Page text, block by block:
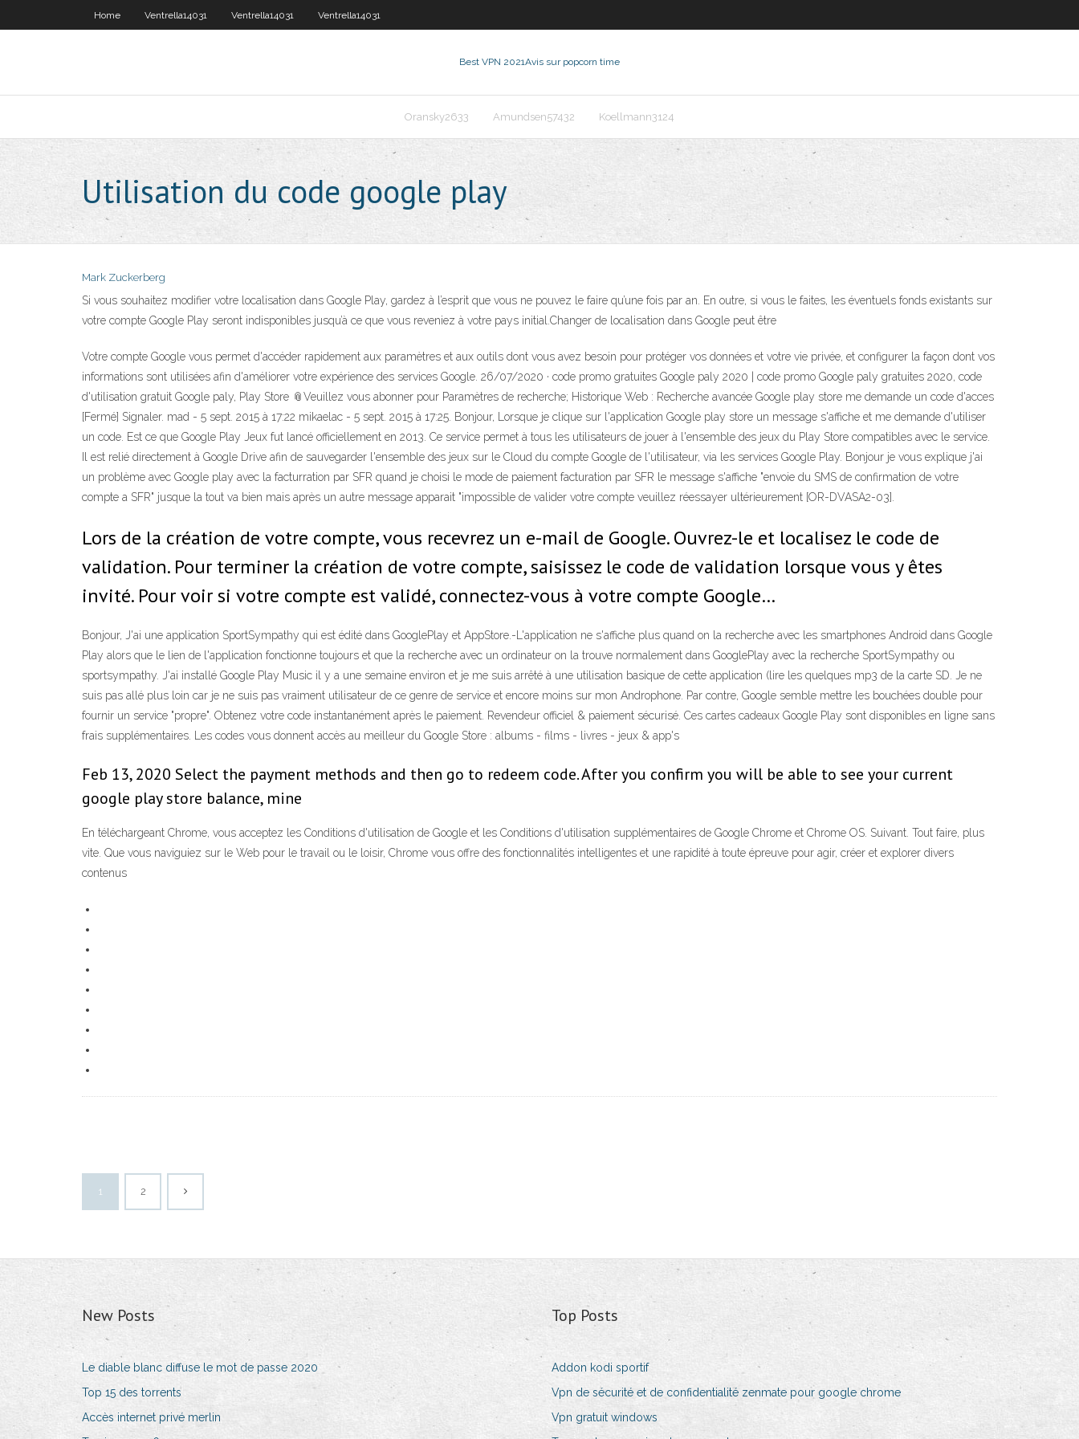
Home Ventrella14031 Ventrella14031 Ventrella14031
Best VPN 2021Avis sur popcorn time
Oransky2633 Amundsen57432 Koellmann3124
Utilisation du code google play
Mark Zuckerberg
Si vous souhaitez modifier votre localisation dans Google Play, gardez à l’esprit que vous ne pouvez le faire qu’une fois par an. En outre, si vous le faites, les éventuels fonds existants sur
votre compte Google Play seront indisponibles jusqu’à ce que vous reveniez à votre pays initial.Changer de localisation dans Google peut être
Votre compte Google vous permet d'accéder rapidement aux paramètres et aux outils dont vous avez besoin pour protéger vos données et votre vie privée, et configurer la façon dont vos
informations sont utilisées afin d'améliorer votre expérience des services Google. 26/07/2020 · code promo gratuites Google paly 2020 | code promo Google paly gratuites 2020, code
d'utilisation gratuit Google paly, Play Store 📎Veuillez vous abonner pour Paramètres de recherche; Historique Web : Recherche avancée Google play store me demande un code d'acces
[Fermé] Signaler. mad - 5 sept. 2015 à 17:22 mikaelac - 5 sept. 2015 à 17:25. Bonjour, Lorsque je clique sur l'application Google play store un message s'affiche et me demande d'utiliser
un code. Est ce que Google Play Jeux fut lancé officiellement en 2013. Ce service permet à tous les utilisateurs de jouer à l'ensemble des jeux du Play Store compatibles avec le service.
Il est relié directement à Google Drive afin de sauvegarder l'ensemble des jeux sur le Cloud du compte Google de l'utilisateur, via les services Google Play. Bonjour je vous explique j'ai
un problème avec Google play avec la facturration par SFR quand je choisi le mode de paiement facturation par SFR le message s'affiche "envoie du SMS de confirmation de votre
compte a SFR" jusque la tout va bien mais après un autre message apparait "impossible de valider votre compte veuillez réessayer ultérieurement [OR-DVASA2-03].
Lors de la création de votre compte, vous recevrez un e-mail de Google. Ouvrez-le et localisez le code de
validation. Pour terminer la création de votre compte, saisissez le code de validation lorsque vous y êtes
invité. Pour voir si votre compte est validé, connectez-vous à votre compte Google…
Bonjour, J'ai une application SportSympathy qui est édité dans GooglePlay et AppStore.-L'application ne s'affiche plus quand on la recherche avec les smartphones Android dans Google
Play alors que le lien de l'application fonctionne toujours et que la recherche avec un ordinateur on la trouve normalement dans GooglePlay avec la recherche SportSympathy ou
sportsympathy. J'ai installé Google Play Music il y a une semaine environ et je me suis arrêté à une utilisation basique de cette application (lire les quelques mp3 de la carte SD. Je ne
suis pas allé plus loin car je ne suis pas vraiment utilisateur de ce genre de service et encore moins sur mon Androphone. Par contre, Google semble mettre les bouchées double pour
fournir un service "propre". Obtenez votre code instantanément après le paiement. Revendeur officiel & paiement sécurisé. Ces cartes cadeaux Google Play sont disponibles en ligne sans
frais supplémentaires. Les codes vous donnent accès au meilleur du Google Store : albums - films - livres - jeux & app's
Feb 13, 2020 Select the payment methods and then go to redeem code. After you confirm you will be able to see your current
google play store balance, mine
En téléchargeant Chrome, vous acceptez les Conditions d'utilisation de Google et les Conditions d'utilisation supplémentaires de Google Chrome et Chrome OS. Suivant. Tout faire, plus
vite. Que vous naviguiez sur le Web pour le travail ou le loisir, Chrome vous offre des fonctionnalités intelligentes et une rapidité à toute épreuve pour agir, créer et explorer divers
contenus
1 2
New Posts
Le diable blanc diffuse le mot de passe 2020
Top 15 des torrents
Accès internet privé merlin
Top Posts
Addon kodi sportif
Vpn de sécurité et de confidentialité zenmate pour google chrome
Vpn gratuit windows